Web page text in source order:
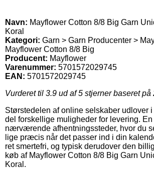
Navn: Mayflower Cotton 8/8 Big Garn
Koral
Kategori: Garn > Garn Producenter >
Mayflower Cotton 8/8 Big
Producent: Mayflower
Varenummer: 5701572029745
EAN: 5701572029745
Vurderet til 3.9 ud af 5 stjerner baseret på
Størstedelen af online selskaber udlover
del forskellige muligheder for levering.
nærværende afhentningssteder, hvor du
lige præcis når det passer ind i din
ret smertefri, og typisk derudover den
køb af Mayflower Cotton 8/8 Big Garn
Koral.